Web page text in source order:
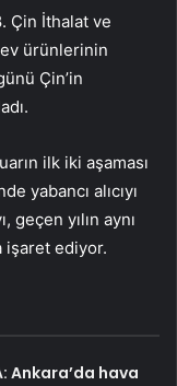
Çin İthalat ve
ev ürünlerinin
Çin’in
ilk iki aşaması
yabancı alıcıyı
geçen yılın aynı
işaret ediyor.
Ankara’da hava